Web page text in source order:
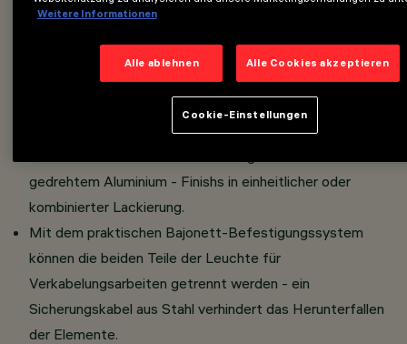
mit Lichtstromverstärker und Blendschutz - eine interne
des Leuchtengehäuses.
gedrehtem Aluminium - Finishs in einheitlicher oder
kombinierter Lackierung.
Mit dem praktischen Bajonett-Befestigungssystem
können die beiden Teile der Leuchte für
Verkabelungsarbeiten getrennt werden - ein
Sicherungskabel aus Stahl verhindert das Herunterfallen
der Elemente.
Weitere Informationen
Alle ablehnen Alle Cookies akzeptieren
Cookie-Einstellungen